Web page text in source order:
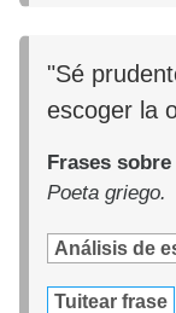
"Sé
escoger la
Frases
Poeta griego.
Análisis de
Tuitear frase